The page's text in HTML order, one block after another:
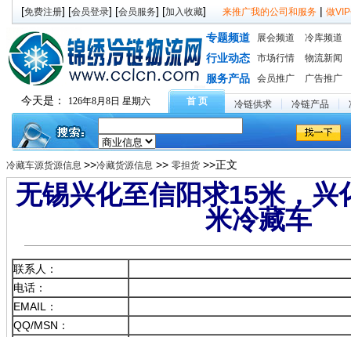
[免费注册] [会员登录] [会员服务] [加入收藏] 来推广我的公司和服务 | 做
专题频道 展会频道 冷库频道
行业动态 市场行情 物流新闻
服务产品 会员推广 广告推广
今天是： 126年8月8日 星期六 首 页 冷链供求 冷链产品
冷藏车源货源信息 >>冷藏货源信息 >> 零担货>>正文
无锡兴化至信阳求15米，兴
米冷藏车
联系人：
电话：
EMAIL：
QQ/MSN：